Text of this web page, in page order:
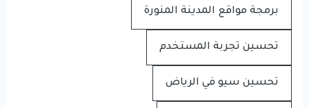
برمجة مواقع المدينة المنورة
تحسين تجربة المستخدم
تحسين سيو في الرياض